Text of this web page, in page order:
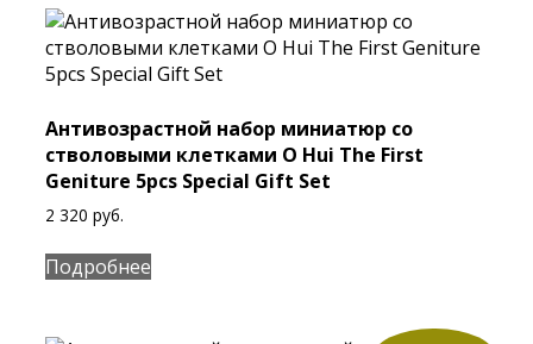
Антивозрастной набор миниатюр со
стволовыми клетками O Hui The First
Geniture 5pcs Special Gift Set
2 320 руб.
Подробнее